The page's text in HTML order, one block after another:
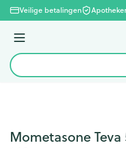
Ga naar de inhoud
Veilige betalingen
Menu
Product, merk, categorie...
Mometasone